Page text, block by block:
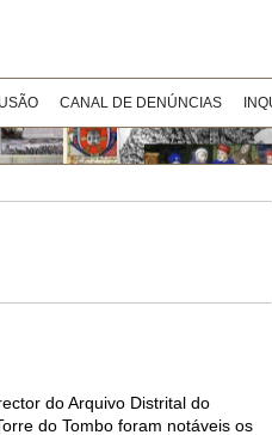
CANAL DE DENÚNCIAS
do Arquivo Distrital do
do Tombo foram notáveis os